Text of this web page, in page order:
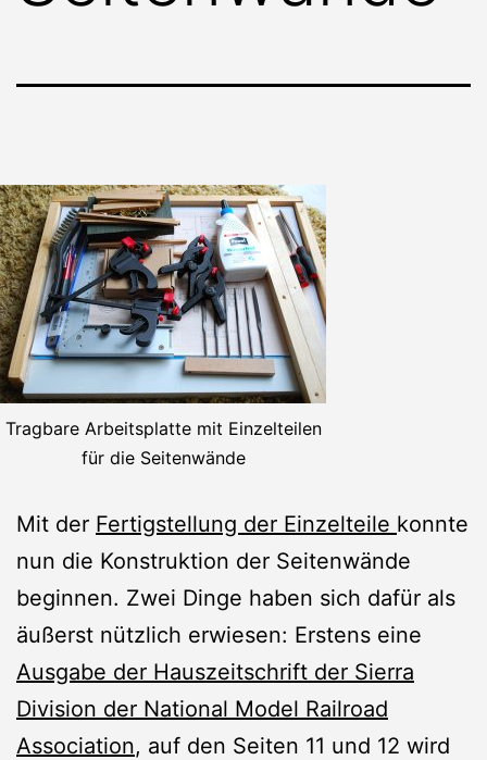
Tragbare Arbeitsplatte mit Einzelteilen
für die Seitenwände
Mit der Fertigstellung der Einzelteile konnte
nun die Konstruktion der Seitenwände
beginnen. Zwei Dinge haben sich dafür als
äußerst nützlich erwiesen: Erstens eine
Ausgabe der Hauszeitschrift der Sierra
Division der National Model Railroad
Association, auf den Seiten 11 und 12 wird